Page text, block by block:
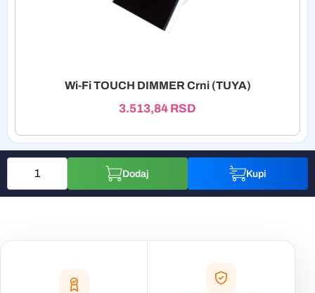
Wi-Fi TOUCH DIMMER Crni (TUYA)
3.513,84 RSD
Dodaj Kupi